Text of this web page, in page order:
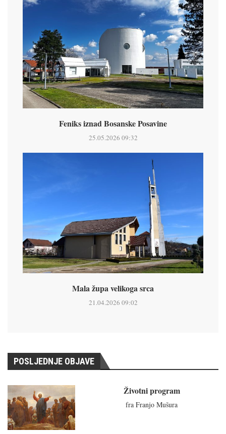
Feniks iznad Bosanske Posavine
25.05.2026 09:32
Mala župa velikoga srca
21.04.2026 09:02
POSLJEDNJE OBJAVE
Životni program
fra Franjo Mušura